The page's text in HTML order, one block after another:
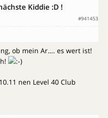
Kiddie :D !
#941453
ob mein Ar…. es wert ist!
nen Level 40 Club